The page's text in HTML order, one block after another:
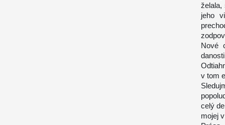
želala,
jeho
Nové
v tom
celý
mojej